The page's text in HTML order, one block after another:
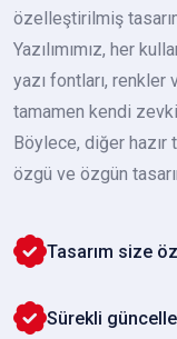
özelleştirilmiş
Yazılımımız, her
yazı fontları,
tamamen kendi
Böylece, diğer hazır
özgü ve özgün
Tasarım size
Sürekli